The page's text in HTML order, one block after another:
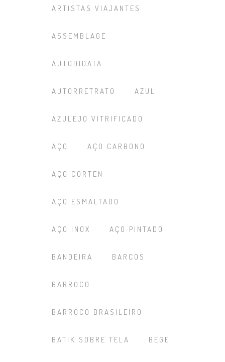
ARTISTAS VIAJANTES
ASSEMBLAGE
AUTODIDATA
AUTORRETRATO AZUL
AZULEJO VITRIFICADO
AÇO AÇO CARBONO
AÇO CORTEN
AÇO ESMALTADO
AÇO INOX AÇO PINTADO
BANDEIRA BARCOS
BARROCO
BARROCO BRASILEIRO
BATIK SOBRE TELA BEGE